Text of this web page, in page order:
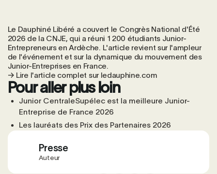
Le Dauphiné Libéré a couvert le Congrès National d'Été
2026 de la CNJE, qui a réuni 1 200 étudiants Junior-
Entrepreneurs en Ardèche. L'article revient sur l'ampleur
de l'événement et sur la dynamique du mouvement des
Junior-Entreprises en France.
→ Lire l'article complet sur ledauphine.com
Pour aller plus loin
Junior CentraleSupélec est la meilleure Junior-
Entreprise de France 2026
Les lauréats des Prix des Partenaires 2026
Presse
Auteur